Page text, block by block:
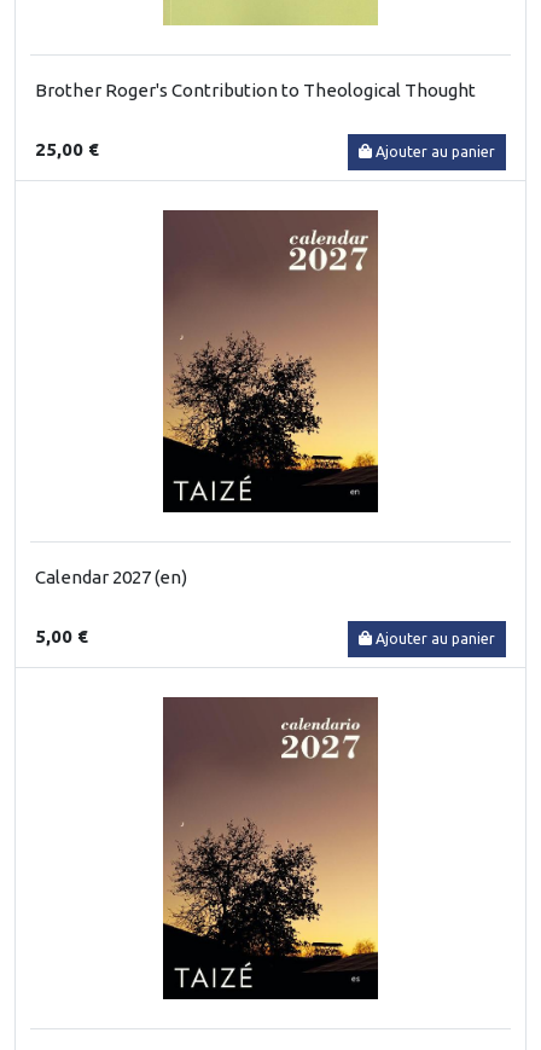
Brother Roger's Contribution to Theological Thought
25,00 € Ajouter au panier
Calendar 2027 (en)
5,00 € Ajouter au panier